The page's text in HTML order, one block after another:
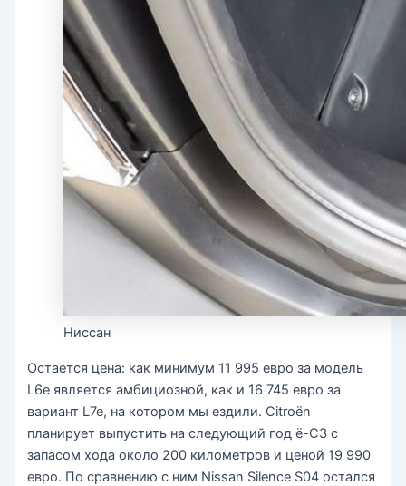
Ниссан
Остается цена: как минимум 11 995 евро за модель
L6e является амбициозной, как и 16 745 евро за
вариант L7e, на котором мы ездили. Citroën
планирует выпустить на следующий год ë-C3 с
запасом хода около 200 километров и ценой 19 990
евро. По сравнению с ним Nissan Silence S04 остался